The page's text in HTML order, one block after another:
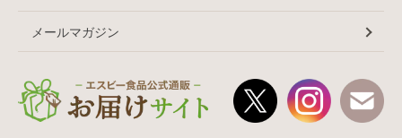
メールマガジン